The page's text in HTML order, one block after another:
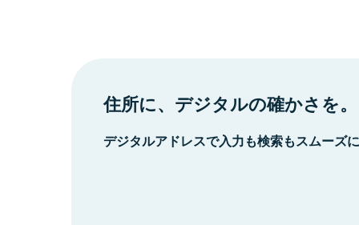
住所に、デジタルの確かさを。
デジタルアドレスで入力も検索もスムーズ